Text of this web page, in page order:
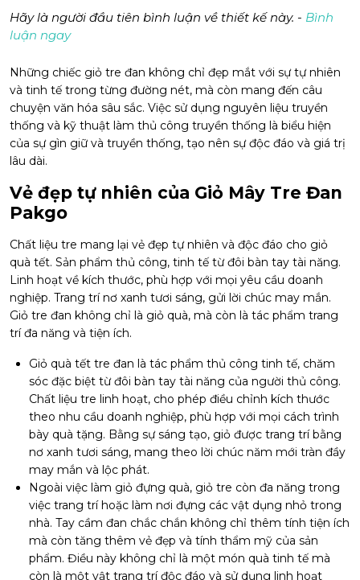
Hãy là người đầu tiên bình luận về thiết kế này. - Bình
luận ngay
Những chiếc giỏ tre đan không chỉ đẹp mắt với sự tự nhiên
và tinh tế trong từng đường nét, mà còn mang đến câu
chuyện văn hóa sâu sắc. Việc sử dụng nguyên liệu truyền
thống và kỹ thuật làm thủ công truyền thống là biểu hiện
của sự gìn giữ và truyền thống, tạo nên sự độc đáo và giá trị
lâu dài.
Vẻ đẹp tự nhiên của Giỏ Mây Tre Đan
Pakgo
Chất liệu tre mang lại vẻ đẹp tự nhiên và độc đáo cho giỏ
quà tết. Sản phẩm thủ công, tinh tế từ đôi bàn tay tài năng.
Linh hoạt về kích thước, phù hợp với mọi yêu cầu doanh
nghiệp. Trang trí nơ xanh tươi sáng, gửi lời chúc may mắn.
Giỏ tre đan không chỉ là giỏ quà, mà còn là tác phẩm trang
trí đa năng và tiện ích.
Giỏ quà tết tre đan là tác phẩm thủ công tinh tế, chăm
sóc đặc biệt từ đôi bàn tay tài năng của người thủ công.
Chất liệu tre linh hoạt, cho phép điều chỉnh kích thước
theo nhu cầu doanh nghiệp, phù hợp với mọi cách trình
bày quà tặng. Bằng sự sáng tạo, giỏ được trang trí bằng
nơ xanh tươi sáng, mang theo lời chúc năm mới tràn đầy
may mắn và lộc phát.
Ngoài việc làm giỏ đựng quà, giỏ tre còn đa năng trong
việc trang trí hoặc làm nơi đựng các vật dụng nhỏ trong
nhà. Tay cầm đan chắc chắn không chỉ thêm tính tiện ích
mà còn tăng thêm vẻ đẹp và tính thẩm mỹ của sản
phẩm. Điều này không chỉ là một món quà tinh tế mà
còn là một vật trang trí độc đáo và sử dụng linh hoạt